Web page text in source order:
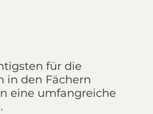
für die
in den Fächern
eine umfangreiche